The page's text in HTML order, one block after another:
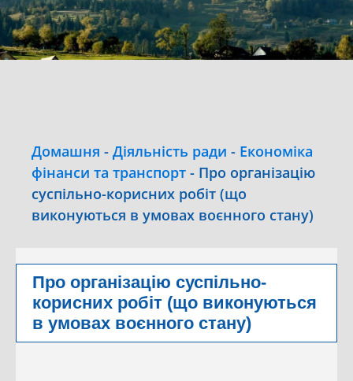
Домашня - Діяльність ради - Економіка
фінанси та транспорт - Про організацію
суспільно-корисних робіт (що
виконуються в умовах воєнного стану)
Про організацію суспільно-
корисних робіт (що виконуються
в умовах воєнного стану)